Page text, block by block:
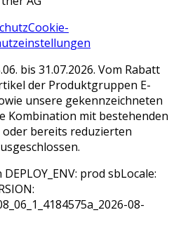
Cookie-
bis 31.07.2026. Vom Rabatt
der Produktgruppen E-
unsere gekennzeichneten
Kombination mit bestehenden
bereits reduzierten
prod sbLocale:
08-